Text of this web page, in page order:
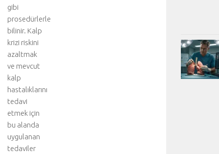
gibi
prosedürlerle
bilinir. Kalp
krizi riskini
azaltmak
ve mevcut
kalp
hastalıklarını
tedavi
etmek için
bu alanda
uygulanan
tedaviler